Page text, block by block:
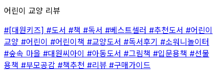
어린이 교양 리뷰
#[대원키즈] #도서 #책 #독서 #베스트셀러 #추천도서 #어린이
교양 #어린이 #어린이책 #교양도서 #독서후기 #소워니놀이터
#숲속 마을 #대원씨아이 #아동도서 #그림책 #입문용책 #선물
용책 #부모공감 #책추천 #리뷰 #구매가이드